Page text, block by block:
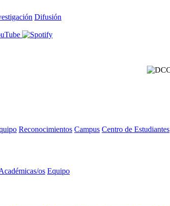
Difusión
Reconocimientos Campus Centro de Estudiantes
os Equipo